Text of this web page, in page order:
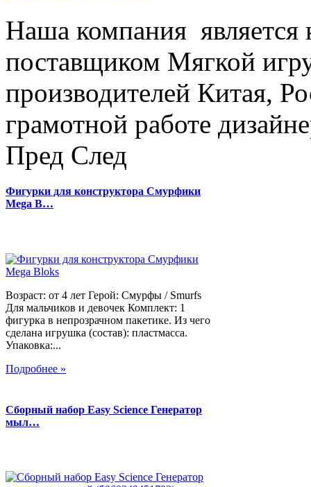
Наша компания
поставщиком Мягкой
производителей Китая,
грамотной работе
Пред След
Фигурки для конструктора Смурфики
Mega B…
Возраст: от 4 лет Герой: Смурфы / Smurfs
Для мальчиков и девочек Комплект: 1
фигурка в непрозрачном пакетике. Из чего
сделана игрушка (состав): пластмасса.
Упаковка:...
Подробнее »
Сборный набор Easy Science Генератор
мыл…